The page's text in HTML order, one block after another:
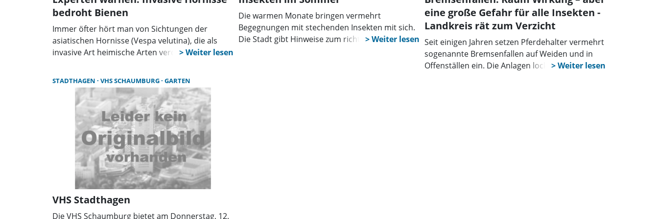
bedroht Bienen
Immer öfter hört man von Sichtungen der
asiatischen Hornisse (Vespa velutina), die als
invasive Art heimische Arten verdrängt. Grund
Hornissenberater in der Region Hannover und
im Landkreis Schaumburg.
Die warmen Monate bringen vermehrt
Begegnungen mit stechenden Insekten mit sich.
Die Stadt gibt Hinweise zum richtigen Verhalten
eine große Gefahr für alle Insekten -
Landkreis rät zum Verzicht
Seit einigen Jahren setzen Pferdehalter vermehrt
sogenannte Bremsenfallen auf Weiden und in
Offenställen ein. Die Anlagen locken Insekten mit
STADTHAGEN VHS SCHAUMBURG GARTEN
VHS Stadthagen
Die VHS Schaumburg bietet am Donnerstag, 12.